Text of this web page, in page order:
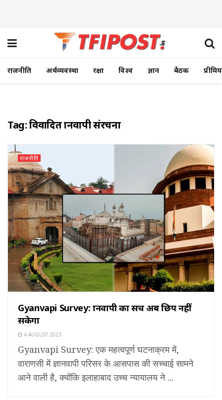
राजनीति अर्थव्यवस्था रक्षा विश्व ज्ञान बैठक
Tag:विवादित ज्ञानवापी संरचना
राजनीति
Gyanvapi Survey: ज्ञानवापी का सच अब छिप नहीं
सकेगा
4 AUGUST 2023
Gyanvapi Survey: एक महत्वपूर्ण घटनाक्रम में,
वाराणसी में ज्ञानवापी परिसर के आसपास की सच्चाई सामने
आने वाली है, क्योंकि इलाहाबाद उच्च न्यायालय ने ...